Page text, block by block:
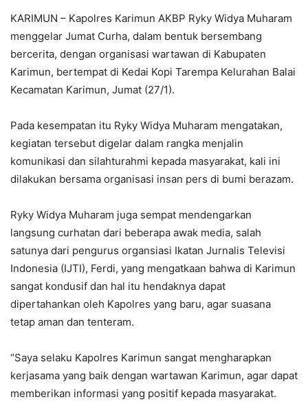
KARIMUN – Kapolres Karimun AKBP Ryky Widya Muharam
menggelar Jumat Curha, dalam bentuk bersembang
bercerita, dengan organisasi wartawan di Kabupaten
Karimun, bertempat di Kedai Kopi Tarempa Kelurahan Balai
Kecamatan Karimun, Jumat (27/1).
Pada kesempatan itu Ryky Widya Muharam mengatakan,
kegiatan tersebut digelar dalam rangka menjalin
komunikasi dan silahturahmi kepada masyarakat, kali ini
dilakukan bersama organisasi insan pers di bumi berazam.
Ryky Widya Muharam juga sempat mendengarkan
langsung curhatan dari beberapa awak media, salah
satunya dari pengurus organsiasi Ikatan Jurnalis Televisi
Indonesia (IJTI), Ferdi, yang mengatkaan bahwa di Karimun
sangat kondusif dan hal itu hendaknya dapat
dipertahankan oleh Kapolres yang baru, agar suasana
tetap aman dan tenteram.
“Saya selaku Kapolres Karimun sangat mengharapkan
kerjasama yang baik dengan wartawan Karimun, agar dapat
memberikan informasi yang positif kepada masyarakat.